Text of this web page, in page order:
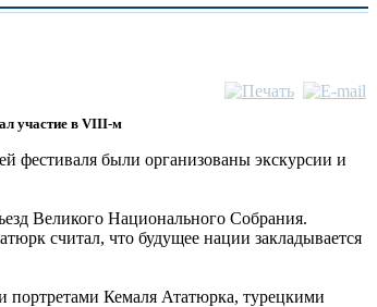
участие в VIII-м
были организованы экскурсии и
Великого Национального Собрания.
считал, что будущее нации закладывается
Кемаля Ататюрка, турецкими